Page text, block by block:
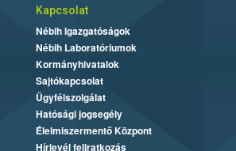
Kapcsolat
Nébih Igazgatóságok
Nébih Laboratóriumok
Kormányhivatalok
Sajtókapcsolat
Ügyfélszolgálat
Hatósági jogsegély
Élelmiszermentő Központ
Hírlevél feliratkozás